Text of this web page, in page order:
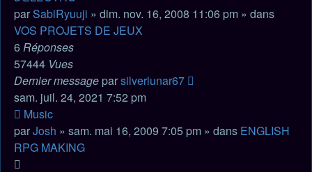
par SabiRyuuji » dim. nov. 16, 2008 11:06 pm » dans
VOS PROJETS DE JEUX
6Réponses
57444 Vues
Dernier message parsilverlunar67
sam. juil. 24, 2021 7:52 pm
Nouveau
message
Music
parJosh » sam. mai 16, 2009 7:05 pm » dans ENGLISH
RPG MAKING